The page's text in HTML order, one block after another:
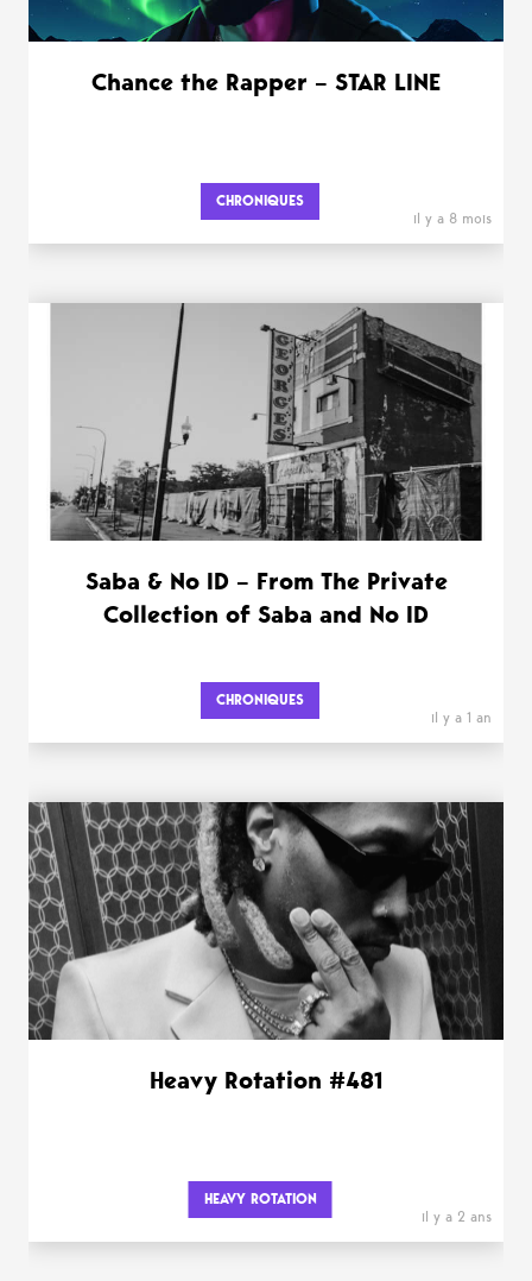
Chance the Rapper – STAR LINE
CHRONIQUES
il y a 8 mois
Saba & No ID – From The Private
Collection of Saba and No ID
CHRONIQUES
il y a 1 an
Heavy Rotation #481
HEAVY ROTATION
il y a 2 ans